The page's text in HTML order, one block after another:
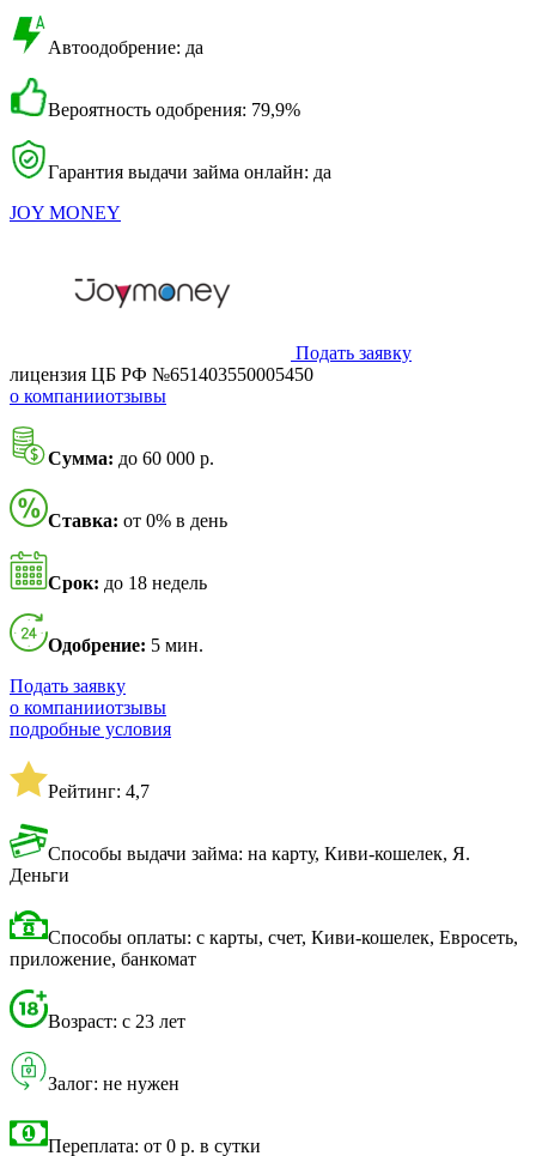
Автоодобрение: да
Вероятность одобрения: 79,9%
Гарантия выдачи займа онлайн: да
JOY MONEY
Подать заявку
лицензия ЦБ РФ №651403550005450
о компанииотзывы
Сумма: до 60 000 р.
Ставка: от 0% в день
Срок: до 18 недель
Одобрение: 5 мин.
Подать заявку
о компанииотзывы
подробные условия
Рейтинг: 4,7
Способы выдачи займа: на карту, Киви-кошелек, Я.
Деньги
Способы оплаты: с карты, счет, Киви-кошелек, Евросеть,
приложение, банкомат
Возраст: с 23 лет
Залог: не нужен
Переплата: от 0 р. в сутки